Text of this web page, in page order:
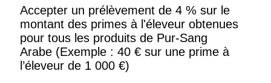
Accepter un prélèvement de 4 % sur le
montant des primes à l'éleveur obtenues
pour tous les produits de Pur-Sang
Arabe (Exemple : 40 € sur une prime à
l’éleveur de 1 000 €)